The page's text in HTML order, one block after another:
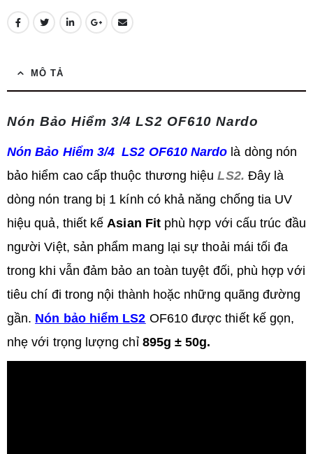
MÔ TẢ
Nón Bảo Hiểm 3/4 LS2 OF610 Nardo
Nón Bảo Hiểm 3/4 LS2 OF610 Nardo là dòng nón
bảo hiểm cao cấp thuộc thương hiệu LS2. Đây là
dòng nón trang bị 1 kính có khả năng chống tia UV
hiệu quả, thiết kế Asian Fitphù hợp với cấu trúc đầu
người Việt, sản phẩm mang lại sự thoải mái tối đa
trong khi vẫn đảm bảo an toàn tuyệt đối, phù hợp với
tiêu chí đi trong nội thành hoặc những quãng đường
gần. Nón bảo hiểm LS2 OF610 được thiết kế gọn,
nhẹ với trọng lượng chỉ 895g ± 50g.